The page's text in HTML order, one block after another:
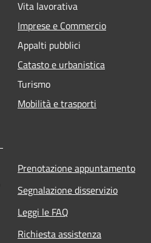
Vita lavorativa
Imprese e Commercio
Appalti pubblici
Catasto e urbanistica
Turismo
Mobilità e trasporti
Prenotazione appuntamento
Segnalazione disservizio
Leggi le FAQ
Richiesta assistenza